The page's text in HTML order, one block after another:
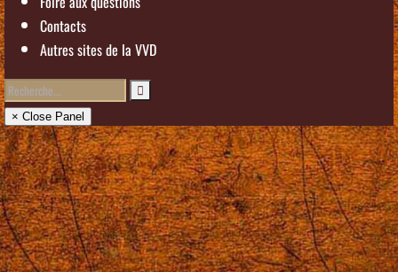
Contacts
Autres sites de la VVD
× Close Panel